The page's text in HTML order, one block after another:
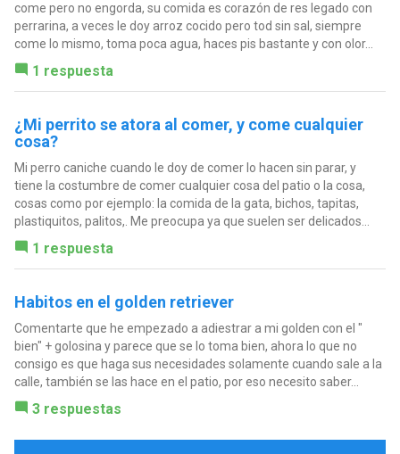
come pero no engorda, su comida es corazón de res legado con
perrarina, a veces le doy arroz cocido pero tod sin sal, siempre
come lo mismo, toma poca agua, haces pis bastante y con olor...
1 respuesta
¿Mi perrito se atora al comer, y come cualquier
cosa?
Mi perro caniche cuando le doy de comer lo hacen sin parar, y
tiene la costumbre de comer cualquier cosa del patio o la cosa,
cosas como por ejemplo: la comida de la gata, bichos, tapitas,
plastiquitos, palitos,. Me preocupa ya que suelen ser delicados...
1 respuesta
Habitos en el golden retriever
Comentarte que he empezado a adiestrar a mi golden con el "
bien" + golosina y parece que se lo toma bien, ahora lo que no
consigo es que haga sus necesidades solamente cuando sale a la
calle, también se las hace en el patio, por eso necesito saber...
3 respuestas